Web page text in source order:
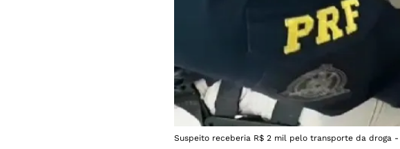
Suspeito receberia R$ 2 mil pelo transporte da droga -